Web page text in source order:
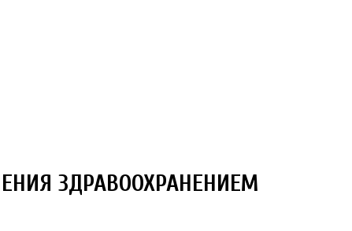
ЗДРАВООХРАНЕНИЕМ